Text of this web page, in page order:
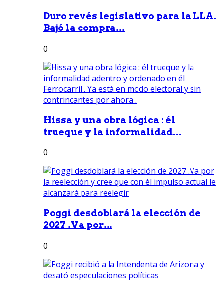
Duro revés legislativo para la LLA.
Bajó la compra...
0
Hissa y una obra lógica : él
trueque y la informalidad...
0
Poggi desdoblará la elección de
2027 .Va por...
0